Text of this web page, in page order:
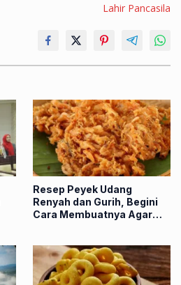
Lahir Pancasila
Resep Peyek Udang
Renyah dan Gurih, Begini
Cara Membuatnya Agar